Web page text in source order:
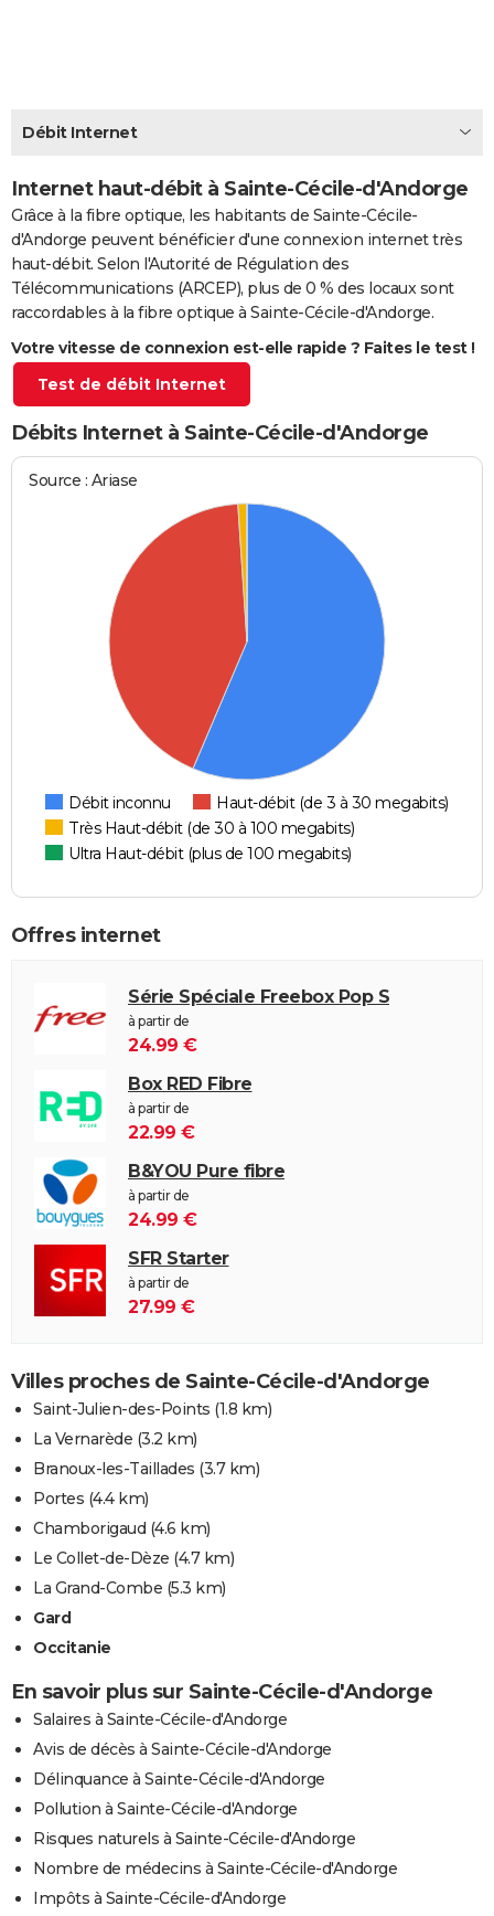
Carte de Noël
Carte Bonne année
Carte Saint-Valentin
Carte Pâques
Carte d'anniversaire
DICTIONNAIRE
Dictionnaire
Biographies
Citations
Expressions
Proverbes
PROGRAMME TV
COPAINS D'AVANT
AVIS DE DÉCÈS
FORUM
Bricolage
Lifestyle
Culture
Sport
Auto
Television
Voyage
Cinema
Débit Internet
Internet haut-débit à Sainte-Cécile-d'Andorge
Grâce à la fibre optique, les habitants de Sainte-Cécile-
d'Andorge peuvent bénéficier d'une connexion internet très
haut-débit. Selon l'Autorité de Régulation des
Télécommunications (ARCEP), plus de 0 % des locaux sont
raccordables à la fibre optique à Sainte-Cécile-d'Andorge.
Votre vitesse de connexion est-elle rapide ? Faites le test !
Test de débit Internet
Débits Internet à Sainte-Cécile-d'Andorge
Source : Ariase
Débit inconnu
Haut-débit (de 3 à 30 megabits)
Très Haut-débit (de 30 à 100 megabits)
Ultra Haut-débit (plus de 100 megabits)
Offres internet
Série Spéciale Freebox Pop S
à partir de
24.99 €
Box RED Fibre
à partir de
22.99 €
B&YOU Pure fibre
à partir de
24.99 €
SFR Starter
à partir de
27.99 €
Villes proches de Sainte-Cécile-d'Andorge
Saint-Julien-des-Points (1.8 km)
La Vernarède (3.2 km)
Branoux-les-Taillades (3.7 km)
Portes (4.4 km)
Chamborigaud (4.6 km)
Le Collet-de-Dèze (4.7 km)
La Grand-Combe (5.3 km)
Gard
Occitanie
En savoir plus sur Sainte-Cécile-d'Andorge
Salaires à Sainte-Cécile-d'Andorge
Avis de décès à Sainte-Cécile-d'Andorge
Délinquance à Sainte-Cécile-d'Andorge
Pollution à Sainte-Cécile-d'Andorge
Risques naturels à Sainte-Cécile-d'Andorge
Nombre de médecins à Sainte-Cécile-d'Andorge
Impôts à Sainte-Cécile-d'Andorge